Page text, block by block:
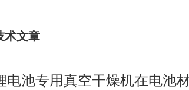
术文章
ARTICLES
电池专用真空干燥机在电池